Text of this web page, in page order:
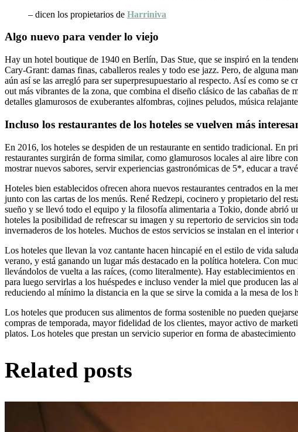
– dicen los propietarios de Harriniva
Algo nuevo para vender lo viejo
Hay un hotel boutique de 1940 en Berlín, Das Stue, que se inspiró en la
Cary-Grant: damas finas, caballeros reales y todo ese jazz. Pero, de alguna
aún así se las arregló para ser superpresupuestario al respecto. Así es como
out más vibrantes de la zona, que combina el diseño clásico de las cabañas
detalles glamurosos de exuberantes alfombras, cojines peludos, música
Incluso los restaurantes de los hoteles se vuelven más
En 2016, los hoteles se despiden de un restaurante en sentido tradicional. En
restaurantes surgirán de forma similar, como glamurosos locales al aire libre
mostrar nuevos sabores, servir experiencias gastronómicas de 5*, educar a
Hoteles bien establecidos ofrecen ahora nuevos restaurantes centrados en la
junto con las cartas de los menús. René Redzepi, cocinero y propietario del
sueño y se llevó todo el equipo y la filosofía alimentaria a Tokio, donde abrió
hoteles la posibilidad de refrescar su imagen y su repertorio de servicios sin
invernaderos de los hoteles. Muchos de estos servicios se instalan en el interior
Los hoteles que llevan la voz cantante hacen hincapié en el estilo de vida
verano, y está ganando un lugar más destacado en la política hotelera. Con
llevándolos de vuelta a las raíces, (como literalmente). Hay establecimientos
para luego servirlas a los huéspedes e incluso vender la miel que producen las
reduciendo al mínimo la distancia en la que se sirve la comida a la mesa de los
Los hoteles que producen sus alimentos de forma sostenible no pueden
compras de temporada, mayor fidelidad de los clientes, mayor activo de
platos. Los hoteles que prestan un servicio superior en forma de
Related posts